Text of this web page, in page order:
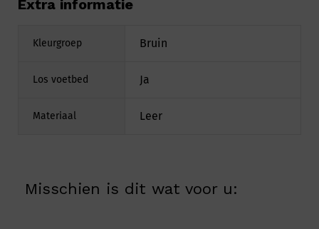
Extra informatie
Kleurgroep Bruin
Los voetbed Ja
Materiaal Leer
Misschien is dit wat voor u: